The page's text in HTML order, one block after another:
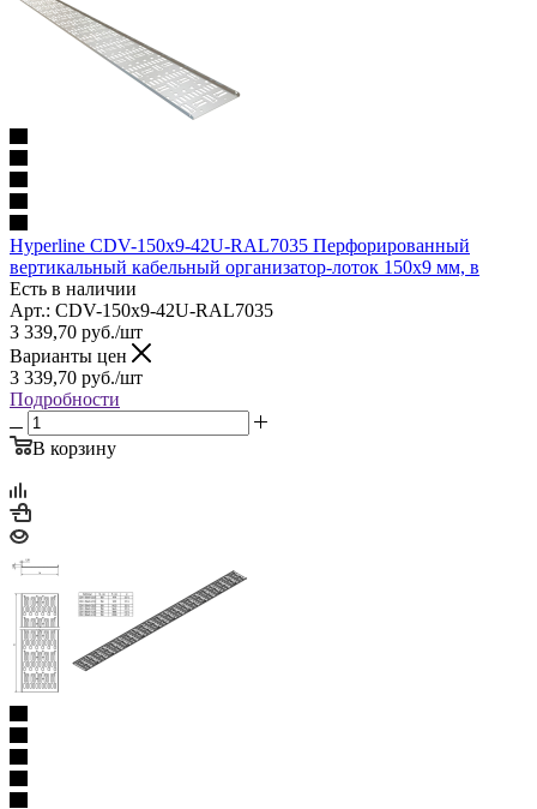
Hyperline CDV-150x9-42U-RAL7035 Перфорированный
вертикальный кабельный организатор-лоток 150х9 мм, в
Есть в наличии
Арт.: CDV-150x9-42U-RAL7035
3 339,70 руб./шт
Варианты цен
3 339,70 руб./шт
Подробности
В корзину